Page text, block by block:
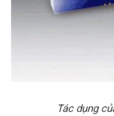
Tác dụng